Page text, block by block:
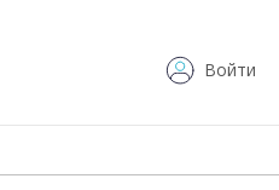
Войти